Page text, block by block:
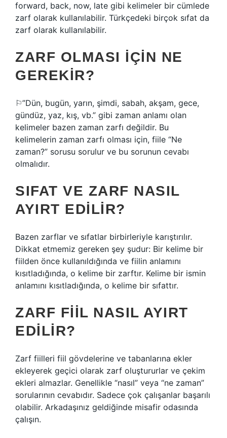
forward, back, now, late gibi kelimeler bir cümlede
zarf olarak kullanılabilir. Türkçedeki birçok sıfat da
zarf olarak kullanılabilir.
ZARF OLMASI IÇIN NE
GEREKIR?
⚐”Dün, bugün, yarın, şimdi, sabah, akşam, gece,
gündüz, yaz, kış, vb.” gibi zaman anlamı olan
kelimeler bazen zaman zarfı değildir. Bu
kelimelerin zaman zarfı olması için, fiile “Ne
zaman?” sorusu sorulur ve bu sorunun cevabı
olmalıdır.
SIFAT VE ZARF NASIL
AYIRT EDILIR?
Bazen zarflar ve sıfatlar birbirleriyle karıştırılır.
Dikkat etmemiz gereken şey şudur: Bir kelime bir
fiilden önce kullanıldığında ve fiilin anlamını
kısıtladığında, o kelime bir zarftır. Kelime bir ismin
anlamını kısıtladığında, o kelime bir sıfattır.
ZARF FIIL NASIL AYIRT
EDILIR?
Zarf fiilleri fiil gövdelerine ve tabanlarına ekler
ekleyerek geçici olarak zarf oluştururlar ve çekim
ekleri almazlar. Genellikle “nasıl” veya “ne zaman”
sorularının cevabıdır. Sadece çok çalışanlar başarılı
olabilir. Arkadaşınız geldiğinde misafir odasında
çalışın.